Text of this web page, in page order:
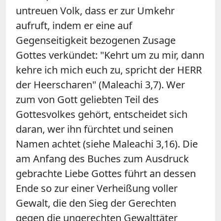
untreuen Volk, dass er zur Umkehr
aufruft, indem er eine auf
Gegenseitigkeit bezogenen Zusage
Gottes verkündet: "Kehrt um zu mir, dann
kehre ich mich euch zu, spricht der HERR
der Heerscharen" (Maleachi 3,7). Wer
zum von Gott geliebten Teil des
Gottesvolkes gehört, entscheidet sich
daran, wer ihn fürchtet und seinen
Namen achtet (siehe Maleachi 3,16). Die
am Anfang des Buches zum Ausdruck
gebrachte Liebe Gottes führt an dessen
Ende so zur einer Verheißung voller
Gewalt, die den Sieg der Gerechten
gegen die ungerechten Gewalttäter